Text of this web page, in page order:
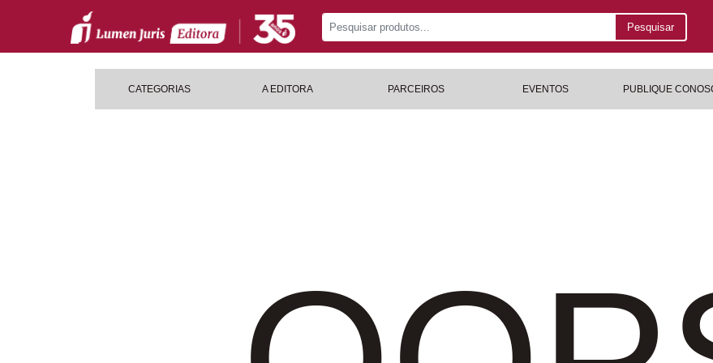
Pesquisar
CATEGORIAS A EDITORA PARCEIROS EVENTOS PUBLIQUE